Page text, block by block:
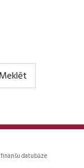
Meklēt
datubāze